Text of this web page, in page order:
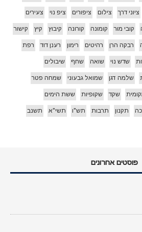
ציוני דרך צילום ציפורים ציפ נוי צעירים
קובי מור קומונה קורונה קיבוץ קיץ קישור
רבקה הרן רהיטים רימון רענן דוד רפת
שדש נוי שואה שחף שיבולים
שלמה דגן שמואל גבעוני שמחה פטר
שקד שקופיות ששת הימים
תקנון תרבות תש"ו תשי"א תשנב
פוסטים אחרונים